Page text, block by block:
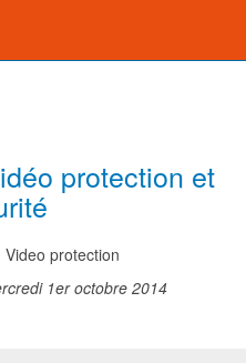
protection et
1er octobre 2014